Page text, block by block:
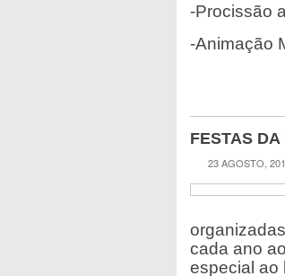
-Procissão
-Animação
FESTAS
23 AGOSTO,
cada ano
especial ao